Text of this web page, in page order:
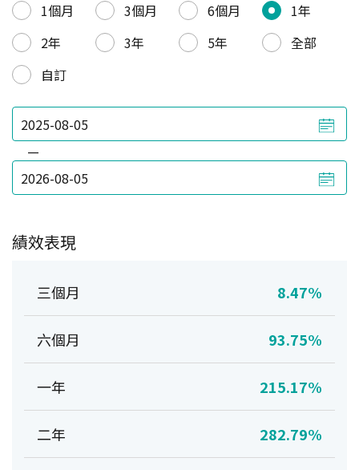
1個月
3個月 6個月
1年
2年
3年 5年
全部
自訂
—
績效表現
三個月 8.47%
六個月 93.75%
一年 215.17%
二年 282.79%